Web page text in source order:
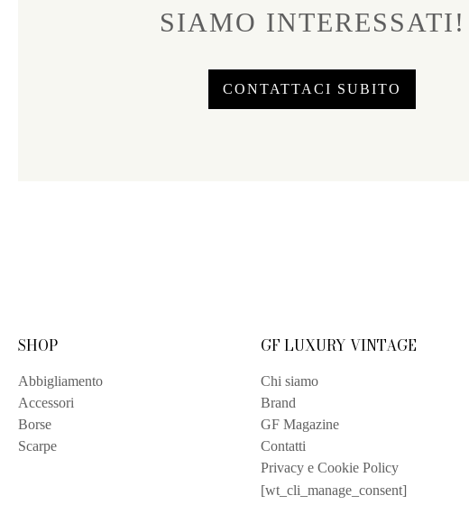
SIAMO INTERESSATI!
CONTATTACI SUBITO
SHOP
Abbigliamento
Accessori
Borse
Scarpe
GF LUXURY VINTAGE
Chi siamo
Brand
GF Magazine
Contatti
Privacy e Cookie Policy
[wt_cli_manage_consent]